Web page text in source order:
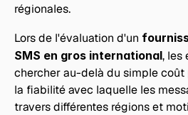
régionales.
Lors de l'évaluation d'un
SMS en gros international, les
chercher au-delà du simple
la fiabilité avec laquelle les
travers différentes régions et